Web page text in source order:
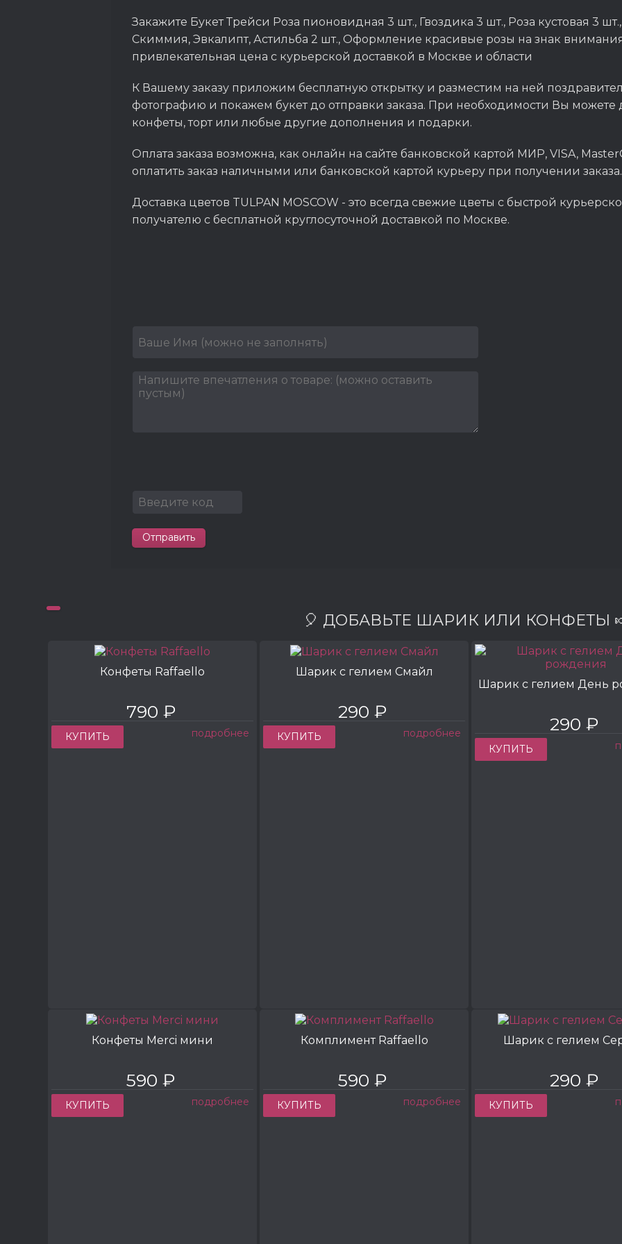
Закажите Букет Трейси Роза пионовидная 3 шт., Гвоздика 3 шт., Роза кустовая 3
Скиммия, Эвкалипт, Астильба 2 шт., Оформление красивые розы на знак
привлекательная цена с курьерской доставкой в Москве и области
К Вашему заказу приложим бесплатную открытку и разместим на ней
фотографию и покажем букет до отправки заказа. При необходимости Вы можете
конфеты, торт или любые другие дополнения и подарки.
Оплата заказа возможна, как онлайн на сайте банковской картой МИР, VISA,
оплатить заказ наличными или банковской картой курьеру при получении заказа.
Доставка цветов TULPAN MOSCOW - это всегда свежие цветы с быстрой
получателю с бесплатной круглосуточной доставкой по Москве.
Отправить
🎈 ДОБАВЬТЕ ШАРИК ИЛИ КОНФЕТЫ
Конфеты Raffaello
790 ₽
КУПИТЬ подробнее
Шарик с гелием Смайл
290 ₽
КУПИТЬ подробнее
Шарик с гелием День
290 ₽
КУПИТЬ
Конфеты Merci мини
590 ₽
КУПИТЬ подробнее
Комплимент Raffaello
590 ₽
КУПИТЬ подробнее
Шарик с гелием
290 ₽
КУПИТЬ